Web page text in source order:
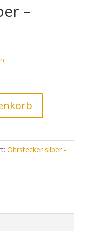
–
Ohrstecker silber -